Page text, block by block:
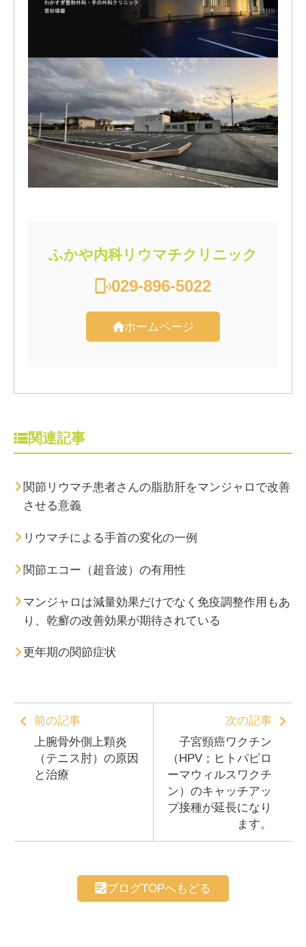
ふかや内科リウマチクリニック
029-896-5022
ホームページ
関連記事
関節リウマチ患者さんの脂肪肝をマンジャロで改善
させる意義
リウマチによる手首の変化の一例
関節エコー（超音波）の有用性
マンジャロは減量効果だけでなく免疫調整作用もあ
り、乾癬の改善効果が期待されている
更年期の関節症状
前の記事
上腕骨外側上顆炎
（テニス肘）の原因
と治療
次の記事
子宮頸癌ワクチン
（HPV；ヒトパピロ
ーマウィルスワクチ
ン）のキャッチアッ
プ接種が延長になり
ます。
ブログTOPへもどる